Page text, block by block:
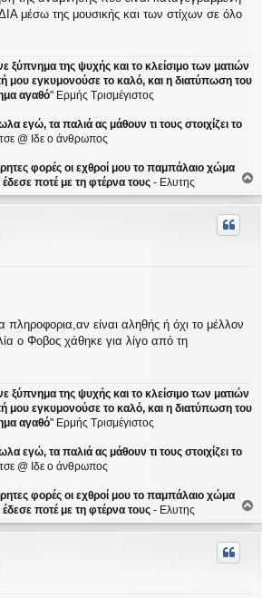
μέσω της μουσικής και των στίχων σε όλο
ξύπνημα της ψυχής και το κλείσιμο των ματιών
μου εγκυμονούσε το καλό, και η διατύπωση του
αγαθό" Ερμής Τρισμέγιστος
εγώ, τα παλιά ας μάθουν τι τους στοιχίζει το
@ Ιδε ο άνθρωπος
φορές οι εχθροί μου το παμπάλαιο χώμα
ποτέ με τη φτέρνα τους - Ελυτης
ο
ρ
είναι αληθής ή όχι το μέλλον
ο Φοβος χάθηκε για λίγο από τη
ξύπνημα της ψυχής και το κλείσιμο των ματιών
μου εγκυμονούσε το καλό, και η διατύπωση του
αγαθό" Ερμής Τρισμέγιστος
εγώ, τα παλιά ας μάθουν τι τους στοιχίζει το
@ Ιδε ο άνθρωπος
φορές οι εχθροί μου το παμπάλαιο χώμα
ποτέ με τη φτέρνα τους - Ελυτης
ρ